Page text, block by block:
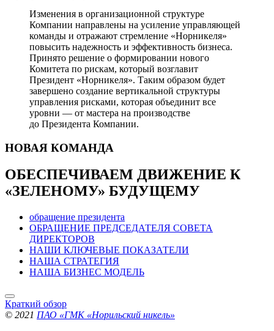
Изменения в организационной структуре
Компании направлены на усиление управляющей
команды и отражают стремление «Норникеля»
повысить надежность и эффективность бизнеса.
Принято решение о формировании нового
Комитета по рискам, который возглавит
Президент «Норникеля». Таким образом будет
завершено создание вертикальной структуры
управления рисками, которая объединит все
уровни — от мастера на производстве
до Президента Компании.
НОВАЯ КОМАНДА
ОБЕСПЕЧИВАЕМ ДВИЖЕНИЕ К
«ЗЕЛЕНОМУ» БУДУЩЕМУ
обращение президента
ОБРАЩЕНИЕ ПРЕДСЕДАТЕЛЯ СОВЕТА
ДИРЕКТОРОВ
НАШИ КЛЮЧЕВЫЕ ПОКАЗАТЕЛИ
НАША СТРАТЕГИЯ
НАША БИЗНЕС МОДЕЛЬ
Краткий обзор
© 2021 ПАО «ГМК «Норильский никель»